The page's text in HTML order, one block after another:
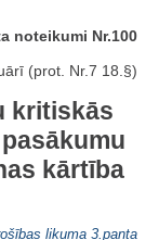
noteikumi Nr.100
(prot. Nr.7 18.§)
kritiskās
kārtība
likuma 3.panta